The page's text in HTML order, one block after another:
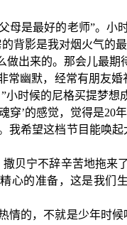
母是最好的老师”。小
背影是我对烟火气的
出来的。那会儿最期
常幽默，经常有朋友
时候的尼格买提梦
穿’的感觉，觉得是20
希望这档节目能唤
撒贝宁不辞辛苦地拖
的准备，这是我
的，不就是少年时